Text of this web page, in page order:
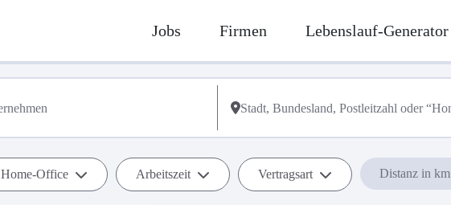
Jobs Firmen Lebenslauf-Generator
Home-Office Arbeitszeit Vertragsart Distanz in km